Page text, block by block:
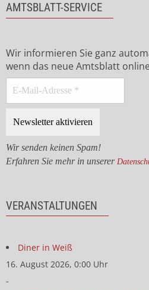
AMTSBLATT-SERVICE
Wir informieren Sie ganz
wenn das neue Amtsblatt
Wir senden keinen Spam!
Erfahren Sie mehr in unserer
VERANSTALTUNGEN
Diner in Weiß
16. August 2026, 0:00 Uhr
-